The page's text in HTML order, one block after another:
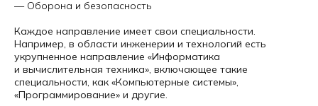
— Оборона и безопасность
Каждое направление имеет свои специальности.
Например, в области инженерии и технологий есть
укрупненное направление «Информатика
и вычислительная техника», включающее такие
специальности, как «Компьютерные системы»,
«Программирование» и другие.